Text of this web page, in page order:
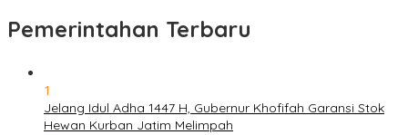
Pemerintahan Terbaru
1
Jelang Idul Adha 1447 H, Gubernur Khofifah Garansi Stok
Hewan Kurban Jatim Melimpah